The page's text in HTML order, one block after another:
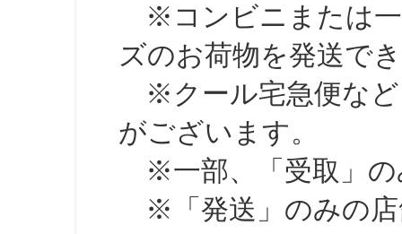
※コンビニまたは一
ズのお荷物を発送で
※クール宅急便など
がございます。
※一部、「受取」の
※「発送」のみの店